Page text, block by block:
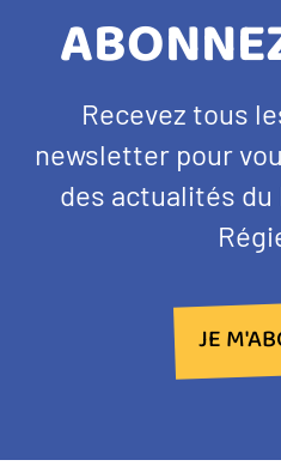
TITRE
Texte
d'introduction
Recevez tous
newsletter pour
des actualités du
JE